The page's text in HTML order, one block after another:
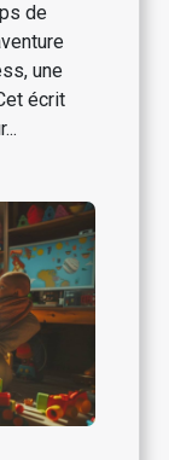
de
une
écrit